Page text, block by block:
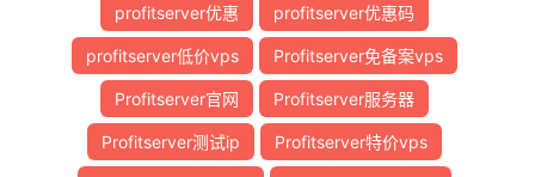
profitserver优惠 profitserver优惠码
profitserver低价vps Profitserver免备案vps
Profitserver官网 Profitserver服务器
Profitserver测试ip Profitserver特价vps